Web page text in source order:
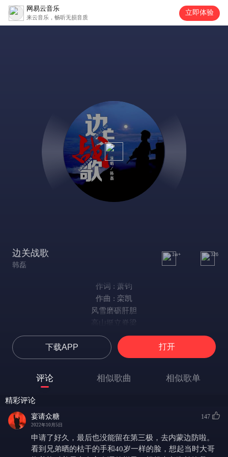
网易云音乐
来云音乐，畅听无损音质
立即体验
边关战歌
韩磊
1w+ 326
作词 : 萧钧
作曲 : 栾凯
风雪磨砺肝胆
高山挺立脊梁
云涛之上我们守望
荒滩戈壁是家乡
背囊装满四季
庄严界碑青春擦亮
高原沃土埋忠骨
愿做雪山守边防
下载APP 打开
评论 相似歌曲 相似歌单
精彩评论
宴请众糖
2022年10月5日
147
申请了好久，最后也没能留在第三极，去内蒙边防啦。
看到兄弟晒的枯干的手和40岁一样的脸，想起当时大哥